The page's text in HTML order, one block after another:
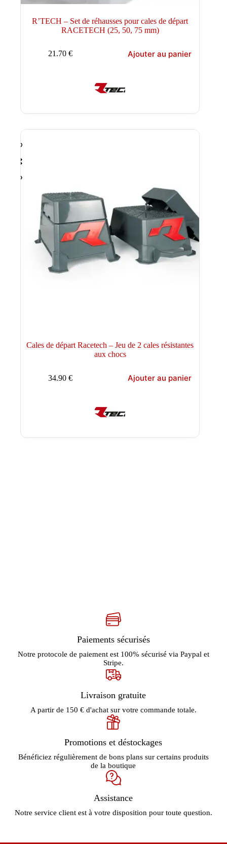
R’TECH – Set de réhausses pour cales de départ
RACETECH (25, 50, 75 mm)
21.70€ Ajouter au panier
Cales de départ Racetech – Jeu de 2 cales résistantes
aux chocs
34.90€ Ajouter au panier
Paiements sécurisés
Notre protocole de paiement est 100% sécurisé via Paypal et
Stripe.
Livraison gratuite
A partir de 150 € d'achat sur votre commande totale.
Promotions et déstockages
Bénéficiez régulièrement de bons plans sur certains produits
de la boutique
Assistance
Notre service client est à votre disposition pour toute question.